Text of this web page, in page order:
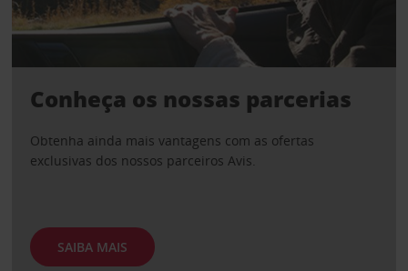
Conheça os nossas parcerias
Obtenha ainda mais vantagens com as ofertas
exclusivas dos nossos parceiros Avis.
SAIBA MAIS